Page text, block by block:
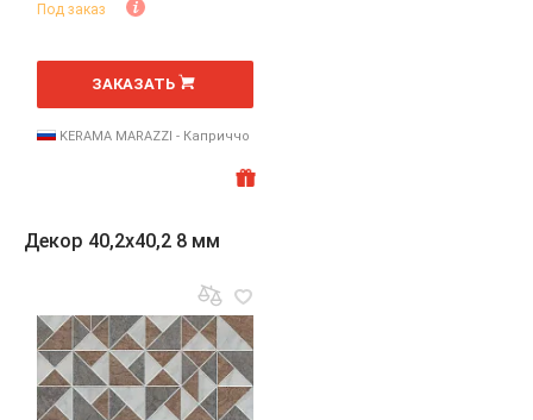
Под заказ
шт
ЗАКАЗАТЬ
KERAMA MARAZZI - Каприччо
Декор 40,2x40,2 8 мм